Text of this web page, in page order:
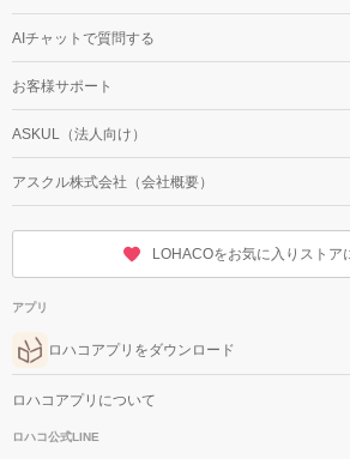
AIチャットで質問する
お客様サポート
ASKUL（法人向け）
アスクル株式会社（会社概要）
LOHACOをお気に入りストア
アプリ
ロハコアプリをダウンロード
ロハコアプリについて
ロハコ公式LINE